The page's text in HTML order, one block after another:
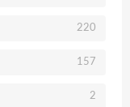
220
157
2